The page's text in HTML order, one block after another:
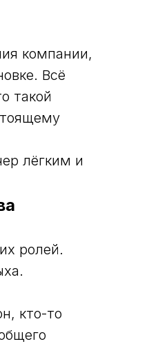
компании,
Всё
такой
лёгким и
ролей.
кто-то